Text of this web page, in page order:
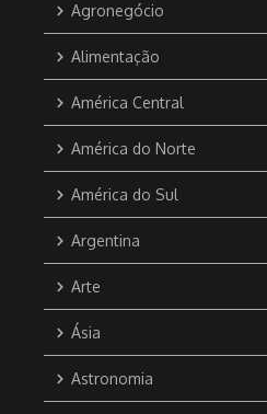
Agronegócio
Alimentação
América Central
América do Norte
América do Sul
Argentina
Arte
Ásia
Astronomia